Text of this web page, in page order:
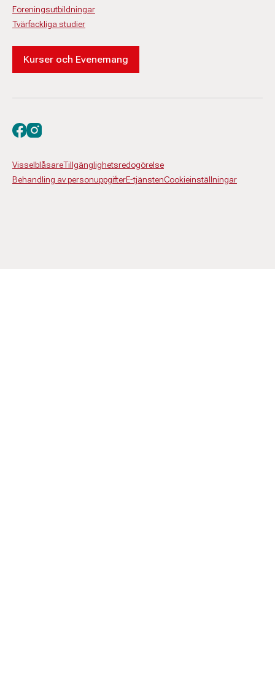
Föreningsutbildningar
Tvärfackliga studier
Kurser och Evenemang
VisselblåsareTillgänglighetsredogörelse
Behandling av personuppgifterE-tjänstenCookieinställningar
Besök oss på facebook
Besök oss på instagram